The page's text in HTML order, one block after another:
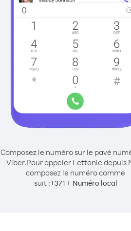
Composez le numéro sur le pavé
Viber.Pour appeler Lettonie depuis
composez le numéro comme
suit :+371+ Numéro local